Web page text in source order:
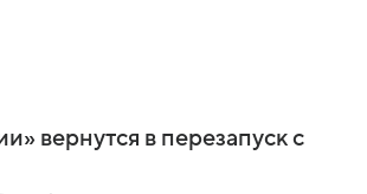
вернутся в перезапуск с